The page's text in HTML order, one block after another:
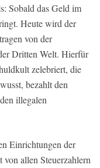
Sobald das Geld im
Heute wird der
von der
Dritten Welt. Hierfür
zelebriert, die
bezahlt den
illegalen
Einrichtungen der
allen Steuerzahlern